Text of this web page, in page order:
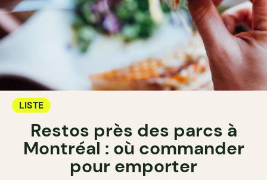
LISTE
Restos près des parcs à
Montréal : où commander
pour emporter